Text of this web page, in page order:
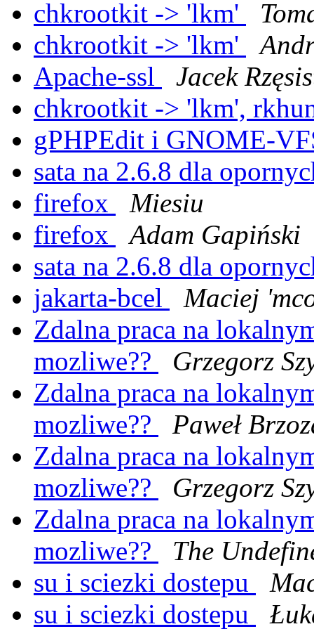
chkrootkit -> 'lkm'
chkrootkit -> 'lkm'
Apache-ssl
Jacek
chkrootkit -> 'lkm',
gPHPEdit i GNOME-
sata na 2.6.8 dla
firefox
Miesiu
firefox
Adam Gapiński
sata na 2.6.8 dla
jakarta-bcel
Maciej
Zdalna praca na
mozliwe??
Grzegorz
Zdalna praca na
mozliwe??
Paweł
Zdalna praca na
mozliwe??
Grzegorz
Zdalna praca na
mozliwe??
The
su i sciezki dostepu
su i sciezki dostepu